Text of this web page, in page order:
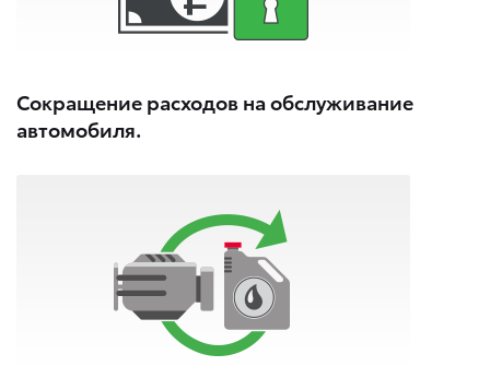
Сокращение расходов на обслуживание
автомобиля.